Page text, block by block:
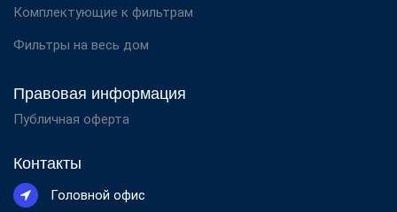
Комплектующие к фильтрам
Фильтры на весь дом
Правовая информация
Публичная оферта
Контакты
Головной офис